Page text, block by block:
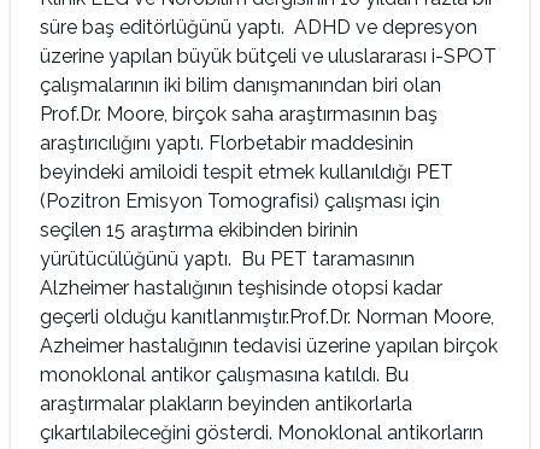
süre baş editörlüğünü yaptı. ADHD ve depresyon
üzerine yapılan büyük bütçeli ve uluslararası i-SPOT
çalışmalarının iki bilim danışmanından biri olan
Prof.Dr. Moore, birçok saha araştırmasının baş
araştırıcılığını yaptı. Florbetabir maddesinin
beyindeki amiloidi tespit etmek kullanıldığı PET
(Pozitron Emisyon Tomografisi) çalışması için
seçilen 15 araştırma ekibinden birinin
yürütücülüğünü yaptı. Bu PET taramasının
Alzheimer hastalığının teşhisinde otopsi kadar
geçerli olduğu kanıtlanmıştır.Prof.Dr. Norman Moore,
Azheimer hastalığının tedavisi üzerine yapılan birçok
monoklonal antikor çalışmasına katıldı. Bu
araştırmalar plakların beyinden antikorlarla
çıkartılabileceğini gösterdi. Monoklonal antikorların